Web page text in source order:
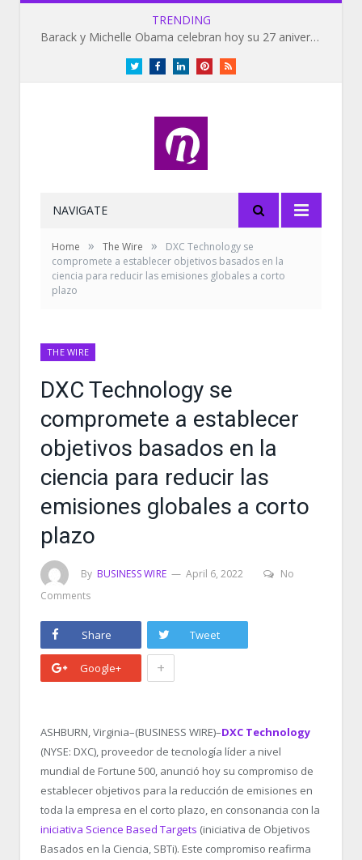
TRENDING
Barack y Michelle Obama celebran hoy su 27 aniversario de bodas
TwitterFacebookLinkedInPinterestRSS
NAVIGATE
Home » The Wire »
DXC Technology se
compromete a establecer objetivos basados en la
ciencia para reducir las emisiones globales a corto
plazo
THE WIRE
DXC Technology se
compromete a establecer
objetivos basados en la
ciencia para reducir las
emisiones globales a corto
plazo
By BUSINESS WIRE April 6, 2022
No
Comments
Share Tweet
Google+ +
ASHBURN, Virginia–(BUSINESS WIRE)–DXC Technology
(NYSE: DXC), proveedor de tecnología líder a nivel
mundial de Fortune 500, anunció hoy su compromiso de
establecer objetivos para la reducción de emisiones en
toda la empresa en el corto plazo, en consonancia con la
iniciativa Science Based Targets (iniciativa de Objetivos
Basados en la Ciencia, SBTi). Este compromiso reafirma